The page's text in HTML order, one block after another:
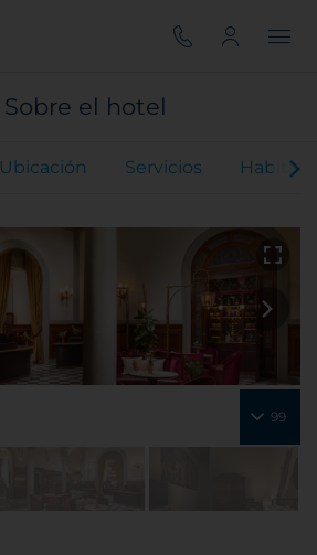
Sobre el hotel
Ubicación Servicios
99